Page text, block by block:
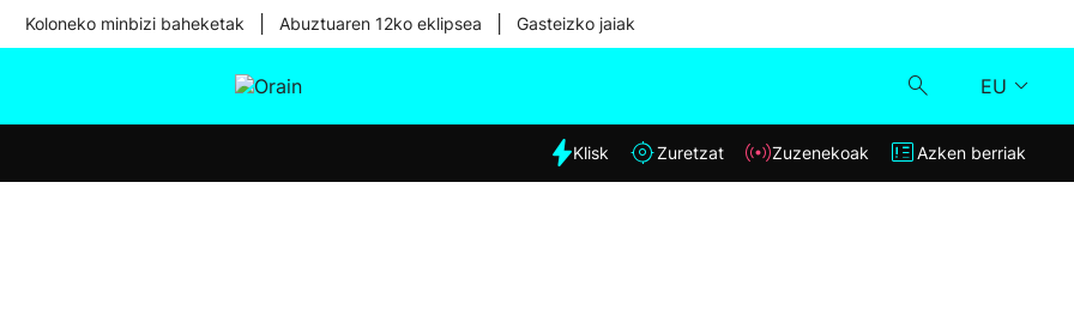
Koloneko minbizi baheketak Abuztuaren 12ko eklipsea Gasteizko jaiak
EU
Eguraldia
Klisk
Klisk Zuretzat Zuzenekoak Azken berriak